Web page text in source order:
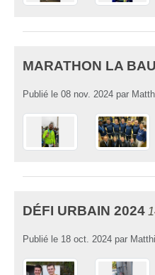
MARATHON LA
Publié le 08 nov. 2024 par
DÉFI URBAIN 2024
Publié le 18 oct. 2024 par